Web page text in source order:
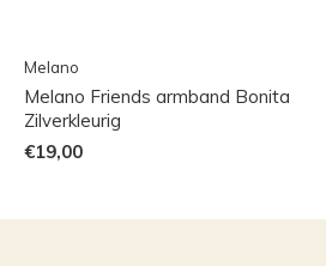
Melano
Melano Friends armband Bonita
Zilverkleurig
€19,00